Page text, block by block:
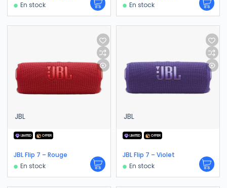
En stock
En stock
JBL
LIMITED OFFER
JBL Flip 7 – Rouge
En stock
JBL
LIMITED OFFER
JBL Flip 7 – Violet
En stock